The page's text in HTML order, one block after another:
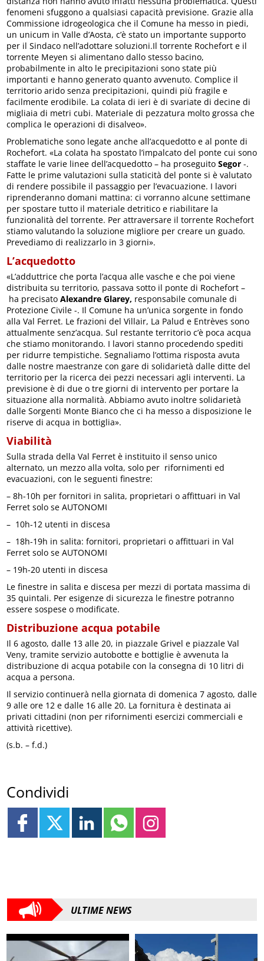
fenomeni sfuggono a qualsiasi capacità previsione. Grazie alla
Commissione idrogeologica che il Comune ha messo in piedi,
un unicum in Valle d’Aosta, c’è stato un importante supporto
per il Sindaco nell’adottare soluzioni.Il torrente Rochefort e il
torrente Meyen si alimentano dallo stesso bacino,
probabilmente in alto le precipitazioni sono state più
importanti e hanno generato quanto avvenuto. Complice il
territorio arido senza precipitazioni, quindi più fragile e
facilmente erodibile. La colata di ieri è di svariate di decine di
migliaia di metri cubi. Materiale di pezzatura molto grossa che
complica le operazioni di disalveo».
Problematiche sono legate anche all’acquedotto e al ponte di
Rochefort. «La colata ha spostato l’impalcato del ponte cui sono
staffate le varie linee dell’acquedotto – ha proseguitoSegor -.
Fatte le prime valutazioni sulla staticità del ponte si è valutato
di rendere possibile il passaggio per l’evacuazione. I lavori
riprenderanno domani mattina: ci vorranno alcune settimane
per spostare tutto il materiale detritico e riabilitare la
funzionalità del torrente. Per attraversare il torrente Rochefort
stiamo valutando la soluzione migliore per creare un guado.
Prevediamo di realizzarlo in 3 giorni».
L’acquedotto
«L’adduttrice che porta l’acqua alle vasche e che poi viene
distribuita su territorio, passava sotto il ponte di Rochefort –
ha precisatoAlexandre Glarey, responsabile comunale di
Protezione Civile -. Il Comune ha un’unica sorgente in fondo
alla Val Ferret. Le frazioni del Villair, La Palud e Entrèves sono
attualmente senz’acqua. Sul restante territorio c’è poca acqua
che stiamo monitorando. I lavori stanno procedendo spediti
per ridurre tempistiche. Segnaliamo l’ottima risposta avuta
dalle nostre maestranze con gare di solidarietà dalle ditte del
territorio per la ricerca dei pezzi necessari agli interventi. La
previsione è di due o tre giorni di intervento per portare la
situazione alla normalità. Abbiamo avuto inoltre solidarietà
dalle Sorgenti Monte Bianco che ci ha messo a disposizione le
riserve di acqua in bottiglia».
Viabilità
Sulla strada della Val Ferret è instituito il senso unico
alternato, un mezzo alla volta, solo per rifornimenti ed
evacuazioni, con le seguenti finestre:
– 8h-10h per fornitori in salita, proprietari o affittuari in Val
Ferret solo se AUTONOMI
– 10h-12 utenti in discesa
– 18h-19h in salita: fornitori, proprietari o affittuari in Val
Ferret solo se AUTONOMI
– 19h-20 utenti in discesa
Le finestre in salita e discesa per mezzi di portata massima di
35 quintali. Per esigenze di sicurezza le finestre potranno
essere sospese o modificate.
Distribuzione acqua potabile
Il 6 agosto, dalle 13 alle 20, in piazzale Grivel e piazzale Val
Veny, tramite servizio autobotte e bottiglie è avvenuta la
distribuzione di acqua potabile con la consegna di 10 litri di
acqua a persona.
Il servizio continuerà nella giornata di domenica 7 agosto, dalle
9 alle ore 12 e dalle 16 alle 20. La fornitura è destinata ai
privati cittadini (non per rifornimenti esercizi commerciali e
attività ricettive).
(s.b. – f.d.)
Condividi
ULTIME NEWS